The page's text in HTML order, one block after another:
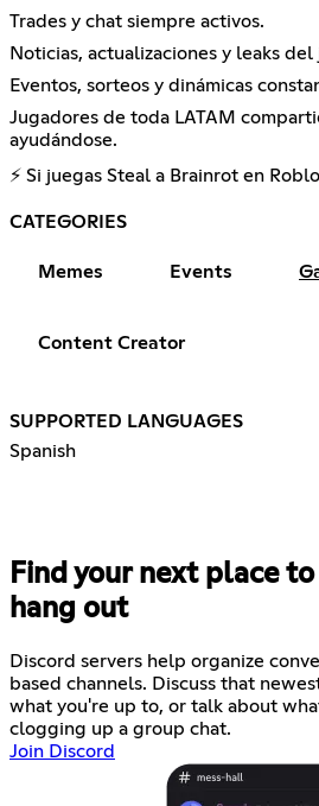
Trades y chat siempre activos.
Noticias, actualizaciones y leaks del
Eventos, sorteos y dinámicas
Jugadores de toda LATAM
ayudándose.
⚡ Si juegas Steal a Brainrot en
CATEGORIES
Memes Events
Content Creator
SUPPORTED LANGUAGES
Spanish
Find your next place
hang out
Discord servers help organize
based channels. Discuss that
what you're up to, or talk about
clogging up a group chat.
Join Discord